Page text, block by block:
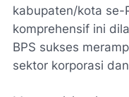
kabupaten/kota se-
komprehensif ini
BPS sukses
sektor korporasi